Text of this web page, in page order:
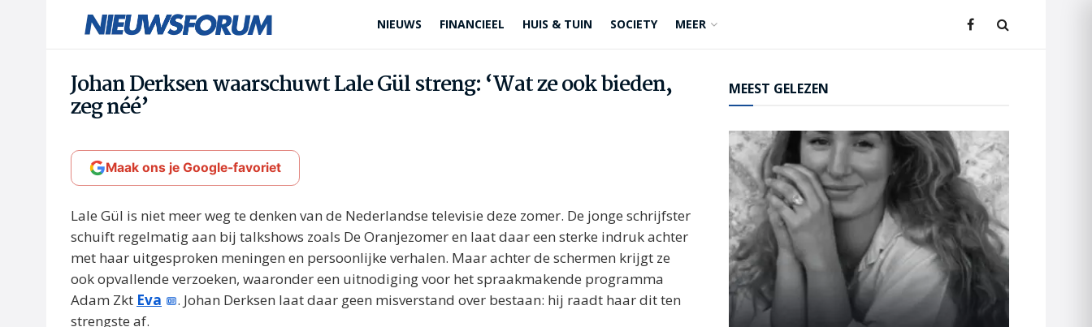
NIEUWS FINANCIEEL HUIS & TUIN SOCIETY MEER
Johan Derksen waarschuwt Lale Gül streng: ‘Wat ze ook bieden,
zeg néé’
Maak ons je Google-favoriet
Lale Gül is niet meer weg te denken van de Nederlandse televisie deze zomer. De jonge schrijfster
schuift regelmatig aan bij talkshows zoals De Oranjezomer en laat daar een sterke indruk achter
met haar uitgesproken meningen en persoonlijke verhalen. Maar achter de schermen krijgt ze
ook opvallende verzoeken, waaronder een uitnodiging voor het spraakmakende programma
Adam Zkt Eva
. Johan Derksen laat daar geen misverstand over bestaan: hij raadt haar dit ten
strengste af.
MEEST GELEZEN